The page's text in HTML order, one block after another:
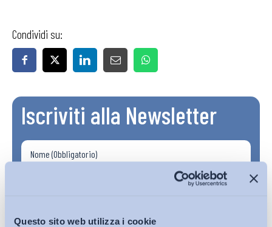
Questo sito web utilizza i cookie
Condividi su:
Iscriviti alla Newsletter